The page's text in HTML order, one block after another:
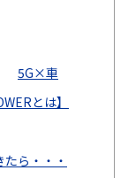
5G×車
とは】
ら・・・